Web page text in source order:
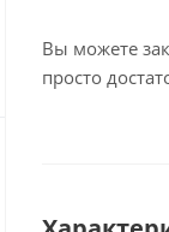
Вы можете
просто